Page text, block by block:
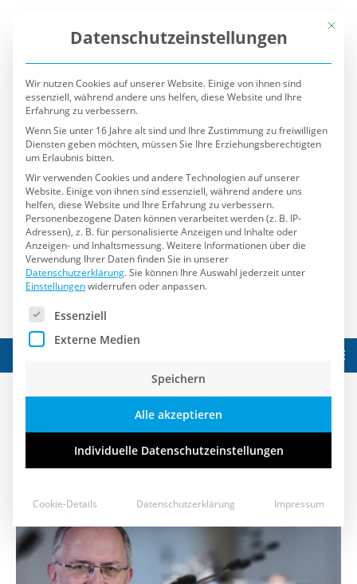
Neustart für die AfD in
Niedersachsen
9. April 2018
Mit
Datenschutzeinstellungen
Wir nutzen Cookies auf unserer Website. Einige von ihnen sind
essenziell, während andere uns helfen, diese Website und Ihre
Erfahrung zu verbessern.
Wenn Sie unter 16 Jahre alt sind und Ihre Zustimmung zu freiwilligen
Diensten geben möchten, müssen Sie Ihre Erziehungsberechtigten
um Erlaubnis bitten.
Wir verwenden Cookies und andere Technologien auf unserer
Website. Einige von ihnen sind essenziell, während andere uns
helfen, diese Website und Ihre Erfahrung zu verbessern.
Personenbezogene Daten können verarbeitet werden (z. B. IP-
Adressen), z. B. für personalisierte Anzeigen und Inhalte oder
Anzeigen- und Inhaltsmessung.Weitere Informationen über die
Verwendung Ihrer Daten finden Sie in unserer
Datenschutzerklärung.Sie können Ihre Auswahl jederzeit unter
Einstellungenwiderrufen oder anpassen.
Es folgt eine Liste der Service-Gruppen, für die eine
Essenziell
Externe Medien
Speichern
Alle akzeptieren
Individuelle Datenschutzeinstellungen
Cookie-Details Datenschutzerklärung Impressum